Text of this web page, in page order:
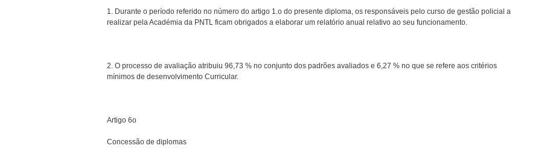
1. Durante o período referido no número do artigo 1.o do presente diploma, os responsáveis pelo curso de gestão policial a
realizar pela Académia da PNTL ficam obrigados a elaborar um relatório anual relativo ao seu funcionamento.
2. O processo de avaliação atribuiu 96,73 % no conjunto dos padrões avaliados e 6,27 % no que se refere aos critérios
mínimos de desenvolvimento Curricular.
Artigo 6o
Concessão de diplomas